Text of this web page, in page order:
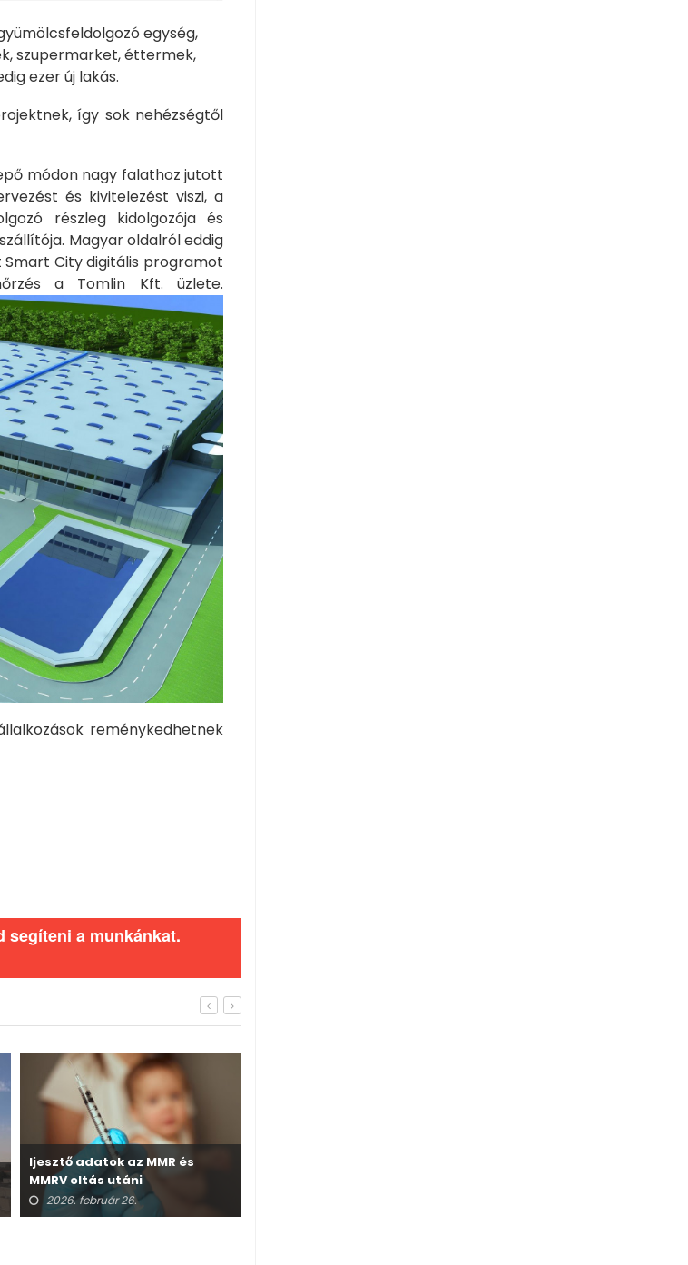
egység,
szupermarket, éttermek,
ezer új lakás.
így sok nehézségtől
módon nagy falathoz jutott
és kivitelezést viszi, a
részleg kidolgozója és
Magyar oldalról eddig
City digitális programot
a Tomlin Kft. üzlete.
reménykedhetnek
segíteni a munkánkat.
Ijesztő adatok az MMR és
MMRV oltás utáni
halálesetekről
2026. február 26.